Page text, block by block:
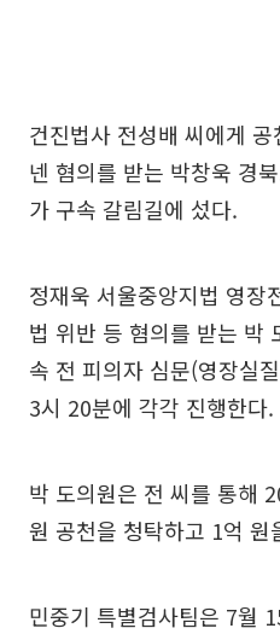
건진법사 전성배 씨에게
넨 혐의를 받는 박창욱 경
가 구속 갈림길에 섰다.
정재욱 서울중앙지법 영장
법 위반 등 혐의를 받는 박
속 전 피의자 심문(영장실
3시 20분에 각각 진행한다.
박 도의원은 전 씨를 통해
원 공천을 청탁하고 1억 원
민중기 특별검사팀은 7월